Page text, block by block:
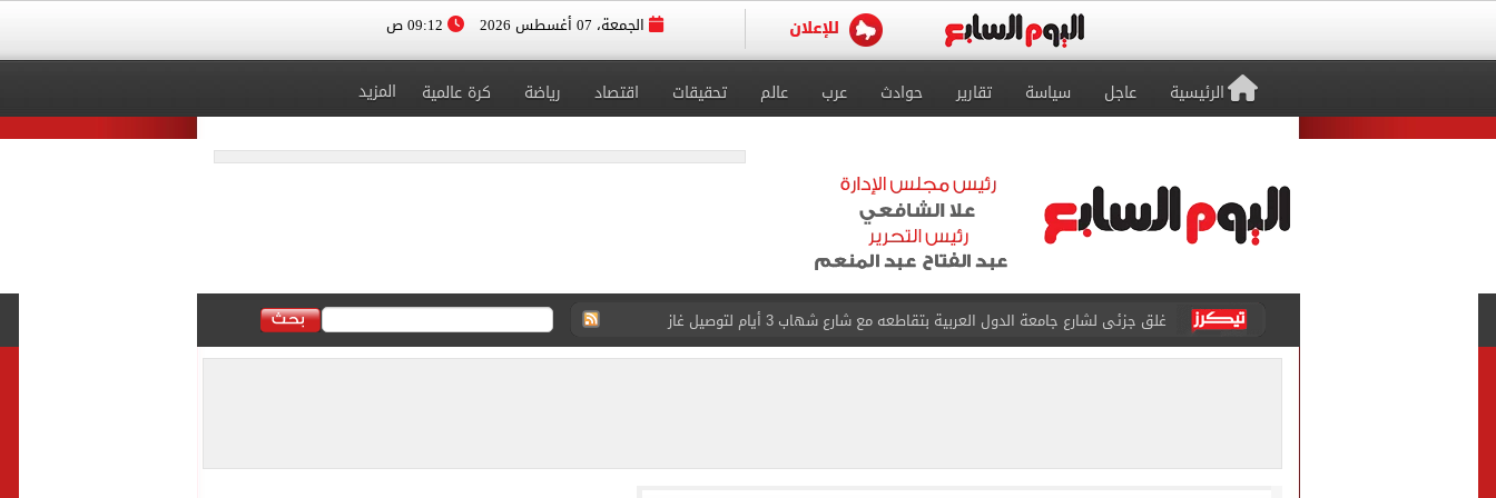
الجمعة، 07 أغسطس 2026
الرئيسية عاجل سياسة تقارير حوادث عرب عالم تحقيقات اقتصاد رياضة كرة عالمية المزيد
غلق جزئى لشارع جامعة الدول العربية بتقاطعه مع شارع شهاب 3 أيام لتوصيل غاز
عمرو دياب يدخل موسوعة جينيس بعد تصدره قائمة بيلبورد عربية لـ68 أسبوعا
أسعار الذهب في مصر تتراجع.. وعيار 21 يسجل هذا الرقم